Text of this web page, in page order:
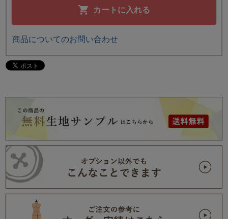
カートに入れる
商品についてのお問い合わせ